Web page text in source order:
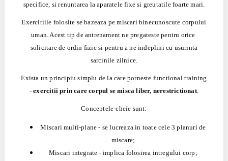
specifice, si renuntarea la aparatele fixe si greutatile foarte mari.
Exercitiile folosite se bazeaza pe miscari binecunoscute corpului
uman. Acest tip de antrenament ne pregateste pentru orice
solicitare de ordin fizic si pentru a ne indeplini cu usurinta
sarcinile zilnice.
Exista un principiu simplu de la care porneste functional training
-exercitii prin care corpul se misca liber, nerestrictionat.
Conceptele-cheie sunt:
Miscari multi-plane - se lucreaza in toate cele 3 planuri de
miscare;
Miscari integrate - implica folosirea intregului corp;